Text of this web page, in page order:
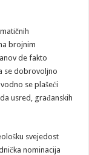
brojnim
de fakto
se dobrovoljno
se plašeći
usred, građanskih
svejedost
nominacija